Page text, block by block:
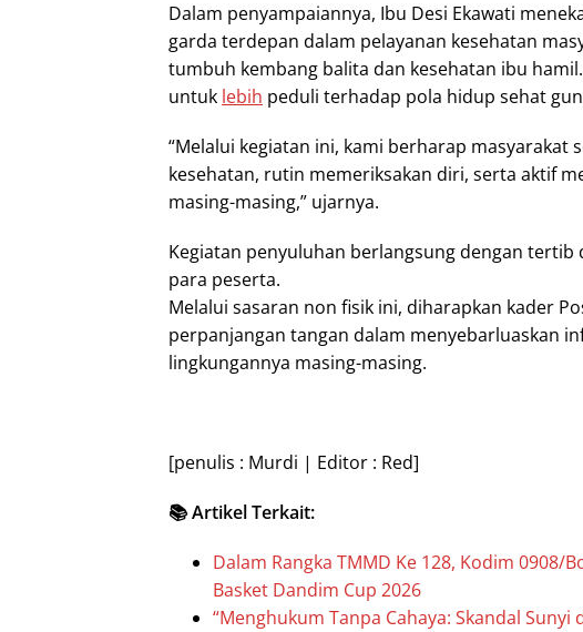
Dalam penyampaiannya, Ibu Desi Ekawati
garda terdepan dalam pelayanan kesehatan
tumbuh kembang balita dan kesehatan ibu
untuk lebih peduli terhadap pola hidup sehat
“Melalui kegiatan ini, kami berharap masyarakat
kesehatan, rutin memeriksakan diri, serta aktif
masing-masing,” ujarnya.
Kegiatan penyuluhan berlangsung dengan
para peserta.
Melalui sasaran non fisik ini, diharapkan kader
perpanjangan tangan dalam menyebarluaskan
lingkungannya masing-masing.
[penulis : Murdi | Editor : Red]
📚 Artikel Terkait:
Dalam Rangka TMMD Ke 128, Kodim 0908/
Basket Dandim Cup 2026
“Menghukum Tanpa Cahaya: Skandal Sunyi